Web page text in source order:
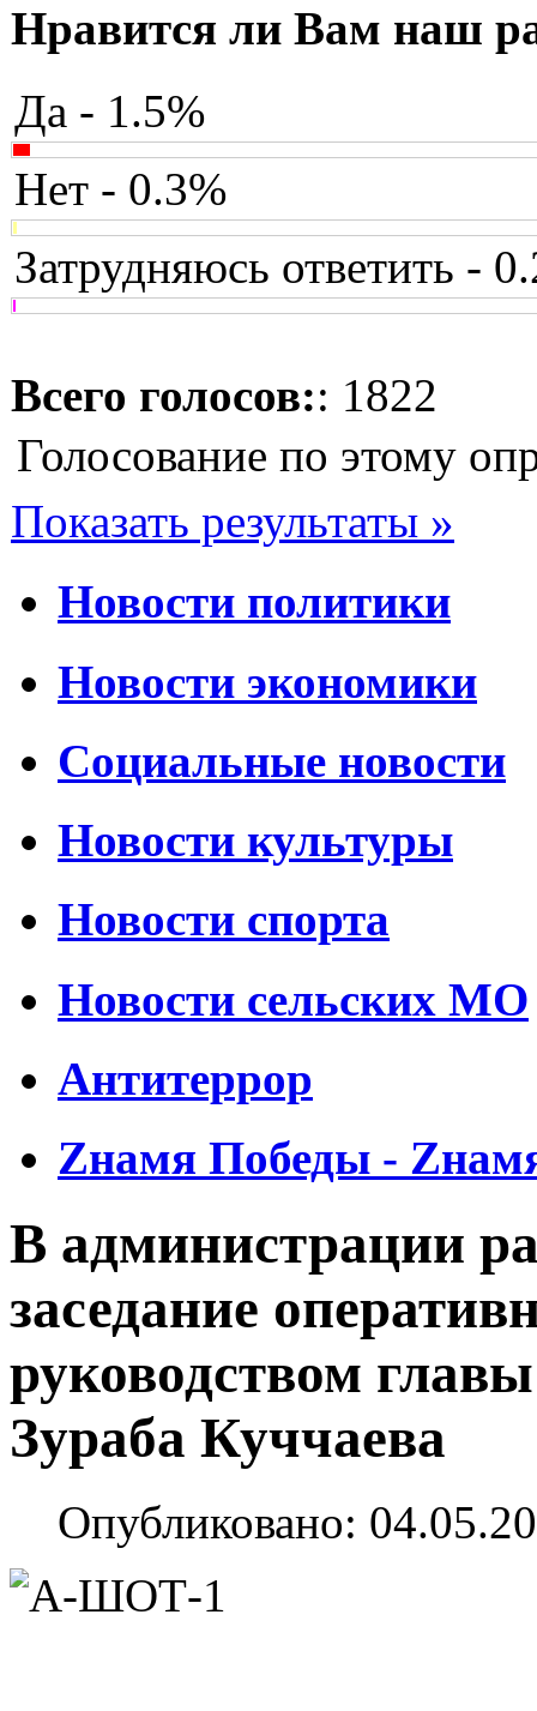
Нравится ли Вам наш
Да - 1.5%
Нет - 0.3%
Затрудняюсь ответить -
Всего голосов:: 1822
Голосование по этому
Показать результаты »
Новости политики
Новости экономики
Социальные новости
Новости культуры
Новости спорта
Новости сельских МО
Антитеррор
Zнамя Победы -
В администрации
заседание
руководством
Зураба Куччаева
Опубликовано: